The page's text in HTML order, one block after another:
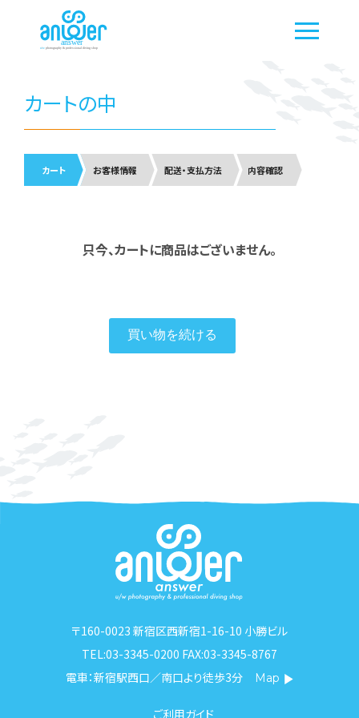
カートの中
カート お客様情報 配送・支払方法 内容確認
只今、カートに商品はございません。
〒160-0023 新宿区西新宿1-16-10 小勝ビル
TEL:03-3345-0200 FAX:03-3345-8767
電車：新宿駅西口／南口より徒歩3分
Map
ご利用ガイド